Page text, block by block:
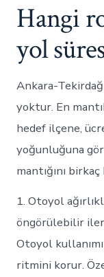
Hangi
yol
Ankara-
yoktur. En
hedef ilçene,
yoğunluğuna
mantığını
1. Otoyol
öngörülebilir
Otoyol
ritmini korur.